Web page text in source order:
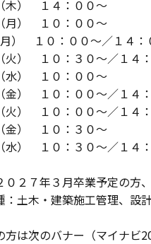
木） １４：００
月） １０：００
） １０：００～／１４：
） １０：３０～／１４：
水） １０：００
金） １０：００～／１４：
火） １０：００～／１４：
（金） １０：３０
水） １０：３０～／１４
０２７年３月卒業予定の方
：土木・建築施工管理、設
方は次のバナー（マイナビ